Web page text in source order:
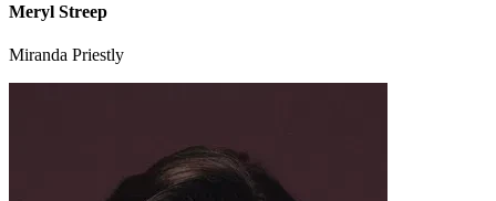
Meryl Streep
Miranda Priestly